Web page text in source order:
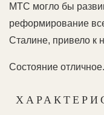
МТС могло бы
реформирование
Сталине, привело к
Состояние отличное.